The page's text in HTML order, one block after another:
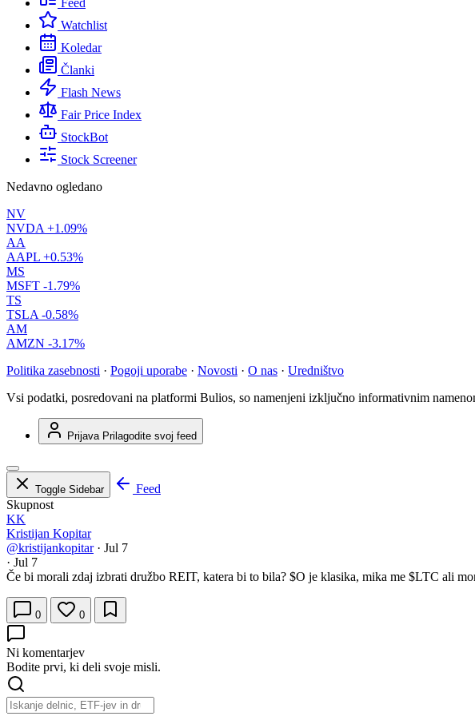
Feed
Watchlist
Koledar
Članki
Flash News
Fair Price Index
StockBot
Stock Screener
Nedavno ogledano
NV
NVDA +1.09%
AA
AAPL +0.53%
MS
MSFT -1.79%
TS
TSLA -0.58%
AM
AMZN -3.17%
Politika zasebnosti · Pogoji uporabe · Novosti · O nas · Uredništvo
Vsi podatki, posredovani na platformi Bulios, so namenjeni izključno informativnim
Prijava Prilagodite svoj feed
Toggle Sidebar
Feed
Skupnost
KK
Kristijan Kopitar
@kristijankopitar · Jul 7
· Jul 7
Če bi morali zdaj izbrati družbo REIT, katera bi to bila? $O je klasika, mika me $LTC ali
0 0
Ni komentarjev
Bodite prvi, ki deli svoje misli.